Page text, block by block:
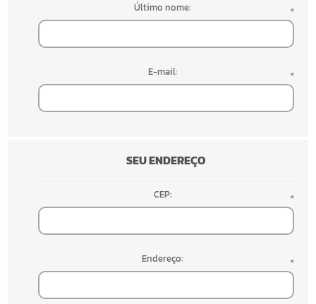
Último nome: *
E-mail: *
SEU ENDEREÇO
CEP: *
Endereço: *